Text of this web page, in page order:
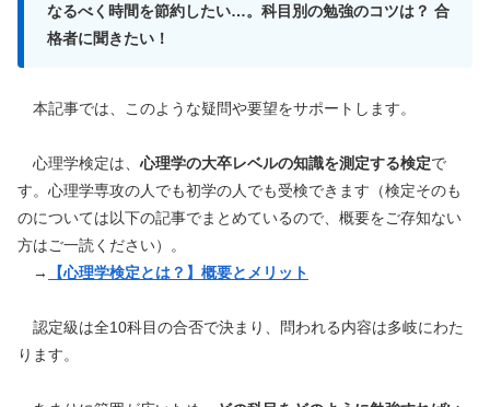
なるべく時間を節約したい…。科目別の勉強のコツは？ 合
格者に聞きたい！
本記事では、このような疑問や要望をサポートします。
心理学検定は、 心理学の大卒レベルの知識を測定する検定で
す。心理学専攻の人でも初学の人でも受検できます（検定そのも
のについては以下の記事でまとめているので、概要をご存知ない
方はご一読ください）。
→
【心理学検定とは？】概要とメリット
認定級は全10科目の合否で決まり、問われる内容は多岐にわた
ります。